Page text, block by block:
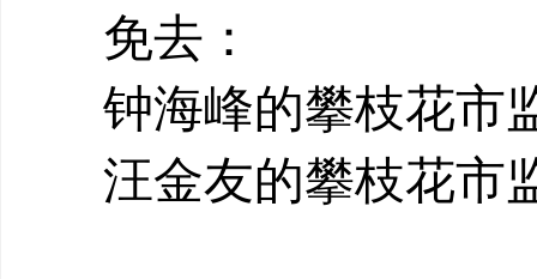
免去：
钟海峰的攀枝花市
汪金友的攀枝花市